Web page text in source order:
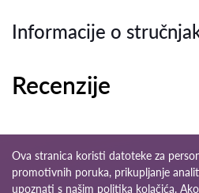
Informacije o
Recenzije
Ova stranica koristi datoteke za
promotivnih poruka, prikupljanje
upoznati s našim politika kolačića.